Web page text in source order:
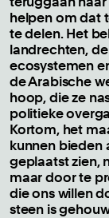
helpen om dat
te delen. Het
landrechten,
ecosystemen
de Arabische
hoop, die ze
politieke
Kortom, het
kunnen bieden
geplaatst zien,
maar door te
die ons willen
steen is